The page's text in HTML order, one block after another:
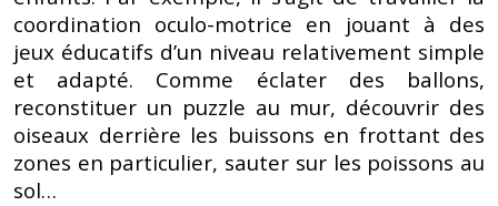
coordination oculo-motrice en jouant à des
jeux éducatifs d’un niveau relativement simple
et adapté. Comme éclater des ballons,
reconstituer un puzzle au mur, découvrir des
oiseaux derrière les buissons en frottant des
zones en particulier, sauter sur les poissons au
sol…